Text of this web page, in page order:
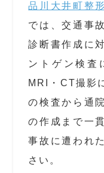
品川大井町整
では、交通事
診断書作成に
ントゲン検査
MRI・CT撮影
の検査から通
の作成まで一
事故に遭われ
さい。